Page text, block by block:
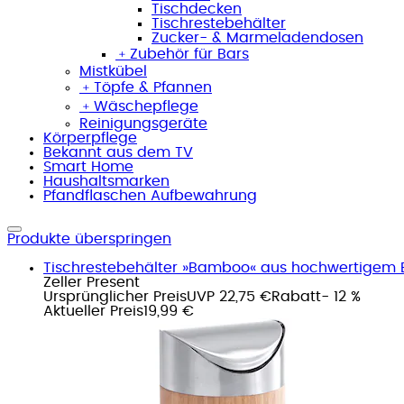
Tischdecken
Tischrestebehälter
Zucker- & Marmeladendosen
﹢ Zubehör für Bars
Mistkübel
﹢ Töpfe & Pfannen
﹢ Wäschepflege
Reinigungsgeräte
Körperpflege
Bekannt aus dem TV
Smart Home
Haushaltsmarken
Pfandflaschen Aufbewahrung
Produkte überspringen
Tischrestebehälter »Bamboo« aus hochwertigem
Zeller Present
Ursprünglicher PreisUVP 22,75 €Rabatt- 12 %
Aktueller Preis19,99 €